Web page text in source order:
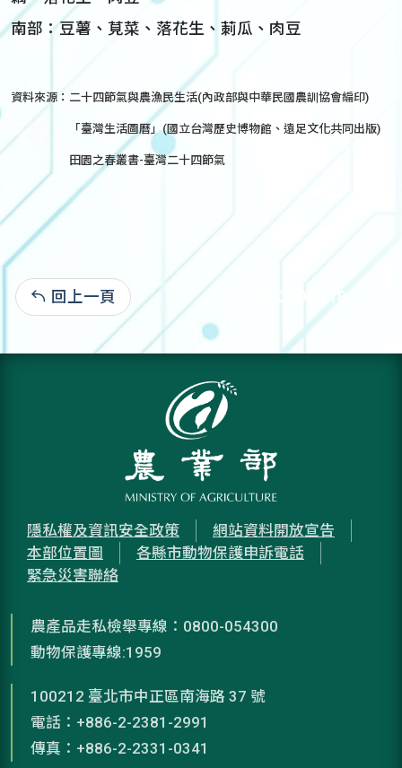
南部：豆薯、莧菜、落花生、莿瓜、肉豆
資料來源： 二十四節氣與農漁民生活(內政部與中華民國農訓協會編印)
「臺灣生活圖曆」(國立台灣歷史博物館、遠足文化共同出版)
田園之春叢書-臺灣二十四節氣
回上一頁 94-04-08:92,718
隱私權及資訊安全政策
網站資料開放宣告
本部位置圖
各縣市動物保護申訴電話
緊急災害聯絡
農產品走私檢舉專線：0800-054300
動物保護專線:1959
100212 臺北市中正區南海路 37 號
電話：+886-2-2381-2991
傳真：+886-2-2331-0341